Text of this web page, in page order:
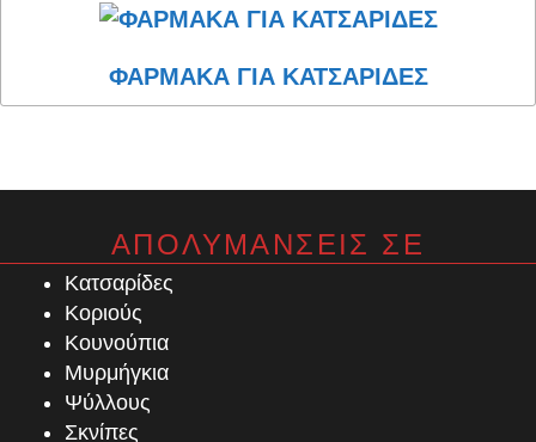
ΦΑΡΜΑΚΑ ΓΙΑ ΚΑΤΣΑΡΙΔΕΣ
ΑΠΟΛΥΜΑΝΣΕΙΣ ΣΕ
Κατσαρίδες
Κοριούς
Κουνούπια
Μυρμήγκια
Ψύλλους
Σκνίπες